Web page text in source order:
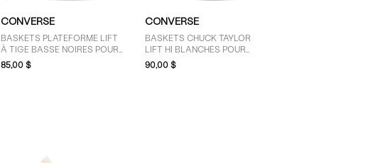
CONVERSE
BASKETS PLATEFORME LIFT
À TIGE BASSE NOIRES POUR
FEMMES
85,00 $
CONVERSE
BASKETS CHUCK TAYLOR
LIFT HI BLANCHES POUR
FEMMES
90,00 $